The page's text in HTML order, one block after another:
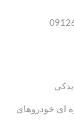
ای خودروهای